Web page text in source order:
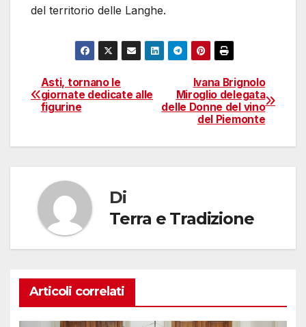
del territorio delle Langhe.
Navigazione
articoli
Ivana Brignolo
Miroglio delegata
delle Donne del vino
del Piemonte
Asti, tornano le
giornate dedicate alle
figurine
Di
Terra e Tradizione
Articoli correlati